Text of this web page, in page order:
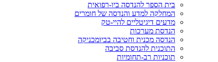
בית הספר להנדסה ביו-רפואית
המחלקה למדע והנדסה של חומרים
מדעים דיגיטליים להיי-טק
הנדסת מערכות
הנדסה מכנית וחטיבה בביומכניקה
התוכנית להנדסת סביבה
תוכניות רב-תחומיות